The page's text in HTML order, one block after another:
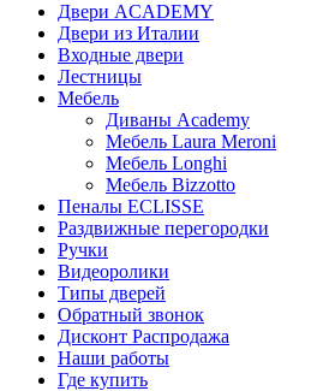
Двери ACADEMY
Двери из Италии
Входные двери
Лестницы
Мебель
Диваны Academy
Мебель Laura Meroni
Мебель Longhi
Мебель Bizzotto
Пеналы ECLISSE
Раздвижные перегородки
Ручки
Видеоролики
Типы дверей
Обратный звонок
Дисконт Распродажа
Наши работы
Где купить